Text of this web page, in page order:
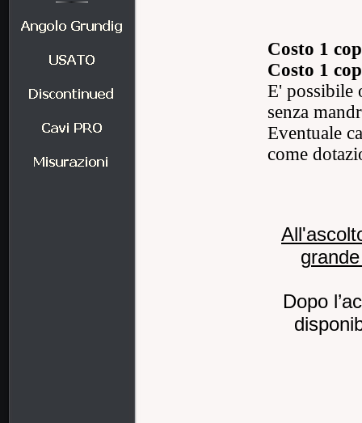
Costo 1
Costo 1
E' possibile
senza
Eventuale
come
Dopo